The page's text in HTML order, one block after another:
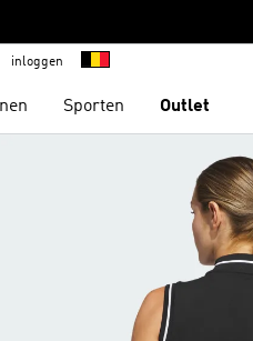
inloggen
Sporten Outlet